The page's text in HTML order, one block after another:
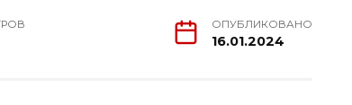
ОПУБЛИКОВАНО
16.01.2024